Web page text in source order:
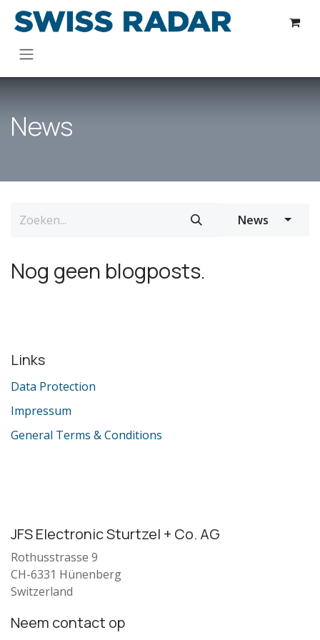
Overslaan naar inhoud
News
News
Nog geen blogposts.
Links
Data Protection
Impressum
General Terms & Conditions
JFS Electronic Sturtzel + Co. AG
Rothusstrasse 9
CH-6331 Hünenberg
Switzerland
Neem contact op